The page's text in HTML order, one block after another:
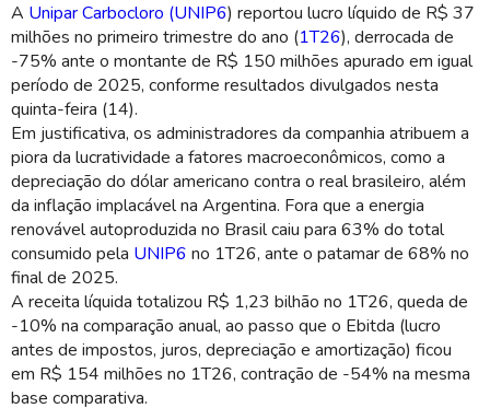
A Unipar Carbocloro (UNIP6) reportou lucro líquido de R$ 37
milhões no primeiro trimestre do ano (1T26), derrocada de
-75% ante o montante de R$ 150 milhões apurado em igual
período de 2025, conforme resultados divulgados nesta
quinta-feira (14).
Em justificativa, os administradores da companhia atribuem a
piora da lucratividade a fatores macroeconômicos, como a
depreciação do dólar americano contra o real brasileiro, além
da inflação implacável na Argentina. Fora que a energia
renovável autoproduzida no Brasil caiu para 63% do total
consumido pela UNIP6 no 1T26, ante o patamar de 68% no
final de 2025.
A receita líquida totalizou R$ 1,23 bilhão no 1T26, queda de
-10% na comparação anual, ao passo que o Ebitda (lucro
antes de impostos, juros, depreciação e amortização) ficou
em R$ 154 milhões no 1T26, contração de -54% na mesma
base comparativa.